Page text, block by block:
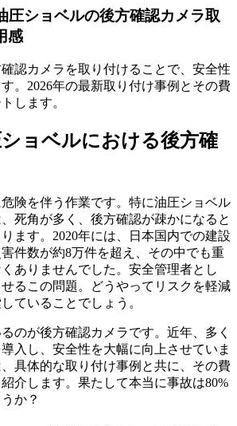
圧ショベルの後方確認カメラ取
感
認カメラを取り付けることで、安全性
。2026年の最新取り付け事例とその費
します。
ョベルにおける後方確
険を伴う作業です。特に油圧ショベル
死角が多く、後方確認が疎かになると
ます。2020年には、日本国内での建設
件数が約8万件を超え、その中でも重
ありませんでした。安全管理者とし
るこの問題。どうやってリスクを軽減
ていることでしょう。
のが後方確認カメラです。近年、多く
入し、安全性を大幅に向上させていま
具体的な取り付け事例と共に、その費
介します。果たして本当に事故は80%
か？